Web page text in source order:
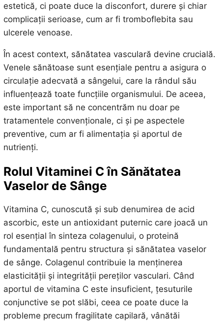
estetică, ci poate duce la disconfort, durere și chiar
complicații serioase, cum ar fi tromboflebita sau
ulcerele venoase.
În acest context, sănătatea vasculară devine crucială.
Venele sănătoase sunt esențiale pentru a asigura o
circulație adecvată a sângelui, care la rândul său
influențează toate funcțiile organismului. De aceea,
este important să ne concentrăm nu doar pe
tratamentele convenționale, ci și pe aspectele
preventive, cum ar fi alimentația și aportul de
nutrienți.
Rolul Vitaminei C în Sănătatea
Vaselor de Sânge
Vitamina C, cunoscută și sub denumirea de acid
ascorbic, este un antioxidant puternic care joacă un
rol esențial în sinteza colagenului, o proteină
fundamentală pentru structura și sănătatea vaselor
de sânge. Colagenul contribuie la menținerea
elasticității și integrității pereților vasculari. Când
aportul de vitamina C este insuficient, țesuturile
conjunctive se pot slăbi, ceea ce poate duce la
probleme precum fragilitate capilară, vânătăi